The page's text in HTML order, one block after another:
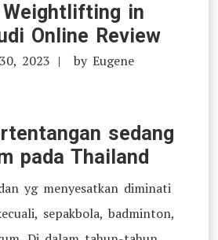
in
Online Review
2023 by Eugene
sedang
pada Thailand
yg menyesatkan diminati
sepakbola, badminton,